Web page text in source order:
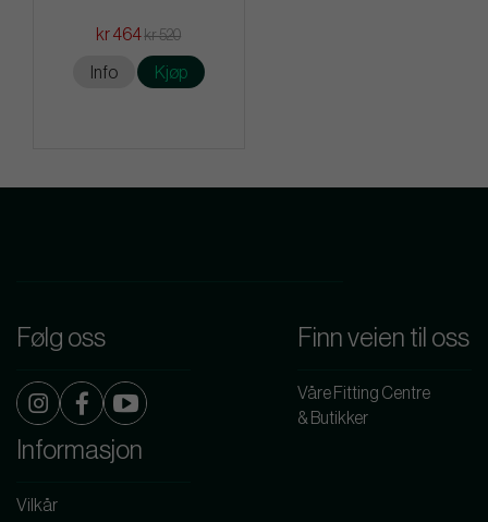
kr 464kr 520
Info Kjøp
Følg oss Finn veien til oss
Våre Fitting Centre
& Butikker
Informasjon
Vilkår